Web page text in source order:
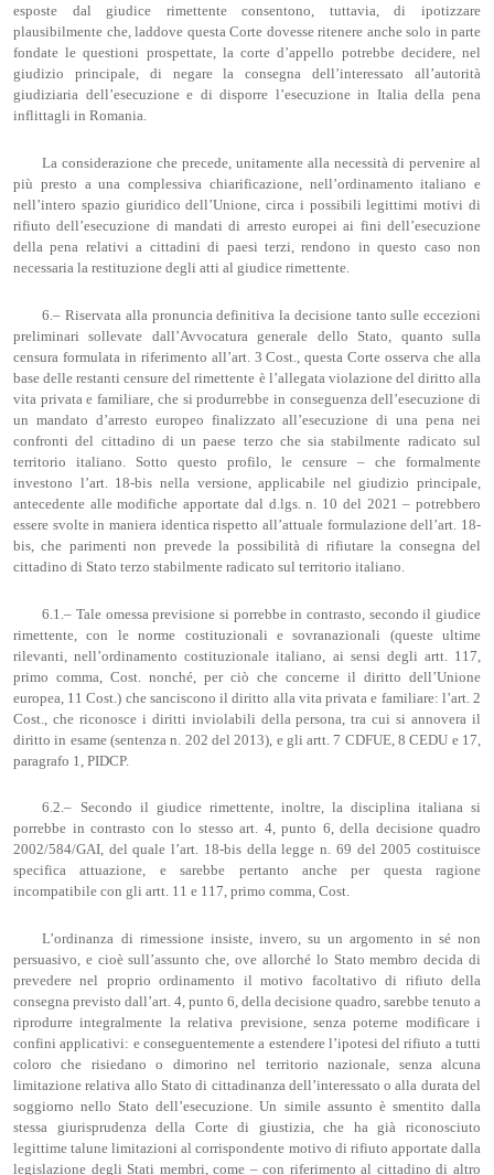
esposte dal giudice rimettente consentono, tuttavia, di ipotizzare
plausibilmente che, laddove questa Corte dovesse ritenere anche solo in parte
fondate le questioni prospettate, la corte d’appello potrebbe decidere, nel
giudizio principale, di negare la consegna dell’interessato all’autorità
giudiziaria dell’esecuzione e di disporre l’esecuzione in Italia della pena
inflittagli in Romania.
La considerazione che precede, unitamente alla necessità di pervenire al
più presto a una complessiva chiarificazione, nell’ordinamento italiano e
nell’intero spazio giuridico dell’Unione, circa i possibili legittimi motivi di
rifiuto dell’esecuzione di mandati di arresto europei ai fini dell’esecuzione
della pena relativi a cittadini di paesi terzi, rendono in questo caso non
necessaria la restituzione degli atti al giudice rimettente.
6.– Riservata alla pronuncia definitiva la decisione tanto sulle eccezioni
preliminari sollevate dall’Avvocatura generale dello Stato, quanto sulla
censura formulata in riferimento all’art. 3 Cost., questa Corte osserva che alla
base delle restanti censure del rimettente è l’allegata violazione del diritto alla
vita privata e familiare, che si produrrebbe in conseguenza dell’esecuzione di
un mandato d’arresto europeo finalizzato all’esecuzione di una pena nei
confronti del cittadino di un paese terzo che sia stabilmente radicato sul
territorio italiano. Sotto questo profilo, le censure – che formalmente
investono l’art. 18-bis nella versione, applicabile nel giudizio principale,
antecedente alle modifiche apportate dal d.lgs. n. 10 del 2021 – potrebbero
essere svolte in maniera identica rispetto all’attuale formulazione dell’art. 18-
bis, che parimenti non prevede la possibilità di rifiutare la consegna del
cittadino di Stato terzo stabilmente radicato sul territorio italiano.
6.1.– Tale omessa previsione si porrebbe in contrasto, secondo il giudice
rimettente, con le norme costituzionali e sovranazionali (queste ultime
rilevanti, nell’ordinamento costituzionale italiano, ai sensi degli artt. 117,
primo comma, Cost. nonché, per ciò che concerne il diritto dell’Unione
europea, 11 Cost.) che sanciscono il diritto alla vita privata e familiare: l’art. 2
Cost., che riconosce i diritti inviolabili della persona, tra cui si annovera il
diritto in esame (sentenza n. 202 del 2013), e gli artt. 7 CDFUE, 8 CEDU e 17,
paragrafo 1, PIDCP.
6.2.– Secondo il giudice rimettente, inoltre, la disciplina italiana si
porrebbe in contrasto con lo stesso art. 4, punto 6, della decisione quadro
2002/584/GAI, del quale l’art. 18-bis della legge n. 69 del 2005 costituisce
specifica attuazione, e sarebbe pertanto anche per questa ragione
incompatibile con gli artt. 11 e 117, primo comma, Cost.
L’ordinanza di rimessione insiste, invero, su un argomento in sé non
persuasivo, e cioè sull’assunto che, ove allorché lo Stato membro decida di
prevedere nel proprio ordinamento il motivo facoltativo di rifiuto della
consegna previsto dall’art. 4, punto 6, della decisione quadro, sarebbe tenuto a
riprodurre integralmente la relativa previsione, senza poterne modificare i
confini applicativi: e conseguentemente a estendere l’ipotesi del rifiuto a tutti
coloro che risiedano o dimorino nel territorio nazionale, senza alcuna
limitazione relativa allo Stato di cittadinanza dell’interessato o alla durata del
soggiorno nello Stato dell’esecuzione. Un simile assunto è smentito dalla
stessa giurisprudenza della Corte di giustizia, che ha già riconosciuto
legittime talune limitazioni al corrispondente motivo di rifiuto apportate dalla
legislazione degli Stati membri, come – con riferimento al cittadino di altro